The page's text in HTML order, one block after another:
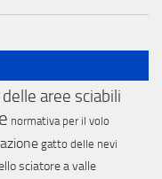
aree sciabili
normativa per il volo
gatto delle nevi
sciatore a valle